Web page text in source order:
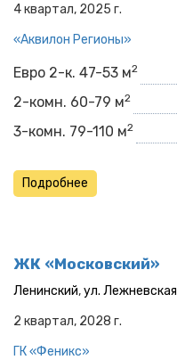
4 квартал, 2025 г.
«Аквилон Регионы»
Евро 2-к. 47-53 м2
2-комн. 60-79 м2
3-комн. 79-110 м2
Подробнее
ЖК «Московский»
Ленинский,ул. Лежневская
2 квартал, 2028 г.
ГК «Феникс»